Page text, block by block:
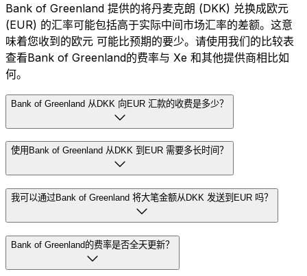
Bank of Greenland 提供的将丹麦克朗 (DKK) 兑换成欧元
(EUR) 的汇率可能包括高于实际中间市场汇率的差额。这意
味着您收到的欧元 可能比预期的要少。请使用我们的比较表
查看Bank of Greenland的费率与 Xe 和其他提供商相比如
何。
Bank of Greenland 从DKK 向EUR 汇款的收费是多少？
使用Bank of Greenland 从DKK 到EUR 需要多长时间？
我可以通过Bank of Greenland 将大笔金额从DKK 发送到EUR 吗？
Bank of Greenland的费率是否全天更新？